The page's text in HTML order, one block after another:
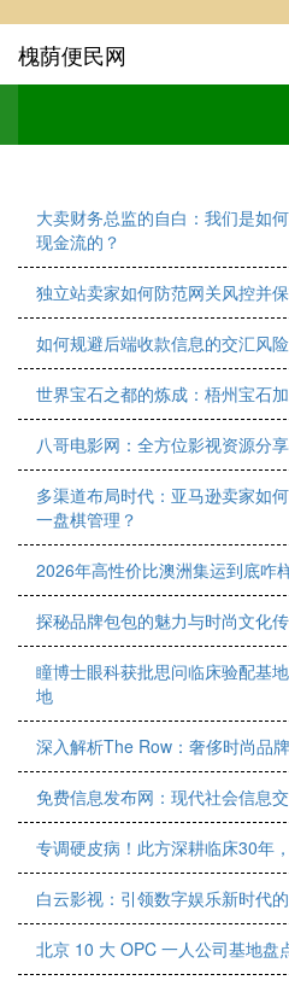
槐荫便民网
大卖财务总监的自白：我们是如
现金流的？
独立站卖家如何防范网关风控并保
如何规避后端收款信息的交汇风
世界宝石之都的炼成：梧州宝石
八哥电影网：全方位影视资源分
多渠道布局时代：亚马逊卖家如
一盘棋管理？
2026年高性价比澳洲集运到底咋
探秘品牌包包的魅力与时尚文化
瞳博士眼科获批思问临床验配基
地
深入解析The Row：奢侈时尚品
免费信息发布网：现代社会信息
专调硬皮病！此方深耕临床30年
白云影视：引领数字娱乐新时代
北京 10 大 OPC 一人公司基地盘